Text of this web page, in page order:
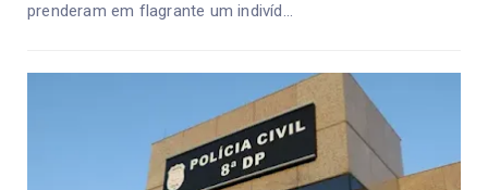
prenderam em flagrante um indivíd...